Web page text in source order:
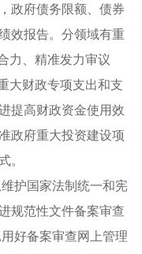
政府债务限额、债券
效报告。分领域有重
力、精准发力审议
大财政专项支出和支
提高财政资金使用效
政府重大投资建设项
。
护国家法制统一和宪
规范性文件备案审查
好备案审查网上管理